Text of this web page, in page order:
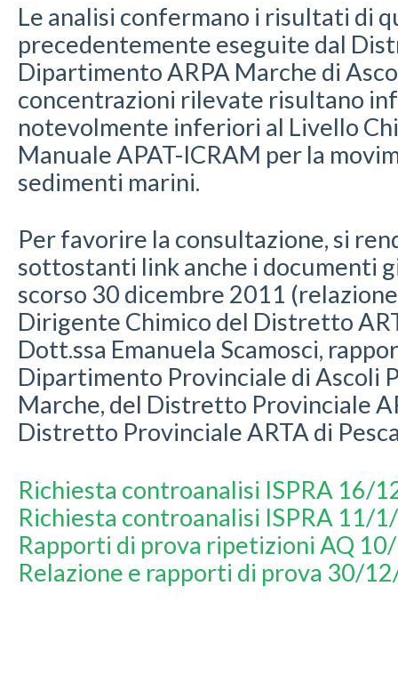
Le analisi confermano i risultati di
precedentemente eseguite dal
Dipartimento ARPA Marche di
concentrazioni rilevate risultano
notevolmente inferiori al Livello
Manuale APAT-ICRAM per la
sedimenti marini.
Per favorire la consultazione, si
sottostanti link anche i documenti
scorso 30 dicembre 2011
Dirigente Chimico del Distretto
Dott.ssa Emanuela Scamosci,
Dipartimento Provinciale di Ascoli
Marche, del Distretto Provinciale
Distretto Provinciale ARTA di
Richiesta controanalisi ISPRA 16/
Richiesta controanalisi ISPRA 11/
Rapporti di prova ripetizioni AQ
Relazione e rapporti di prova 30/